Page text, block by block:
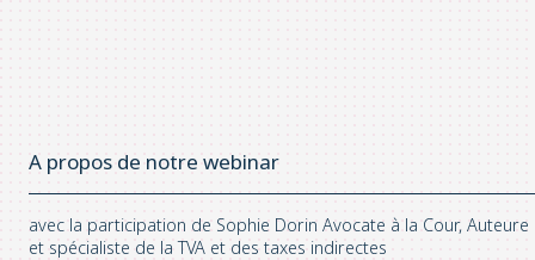
A propos de notre webinar
avec la participation de Sophie Dorin Avocate à la Cour, Auteure
et spécialiste de la TVA et des taxes indirectes